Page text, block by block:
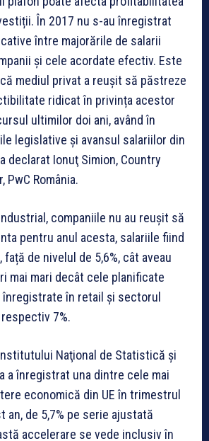
În 2017 nu s-au înregistrat
între majorările de salarii
şi cele acordate efectiv. Este
mediul privat a reușit să păstreze
ridicat în privința acestor
ultimilor doi ani, având în
legislative și avansul salariilor din
declarat Ionuţ Simion, Country
PwC România.
companiile nu au reușit să
pentru anul acesta, salariile fiind
față de nivelul de 5,6%, cât aveau
mai mari decât cele planificate
în retail și sectorul
7%.
Naţional de Statistică şi
a înregistrat una dintre cele mai
economică din UE în trimestrul
an, de 5,7% pe serie ajustată
accelerare se vede inclusiv în